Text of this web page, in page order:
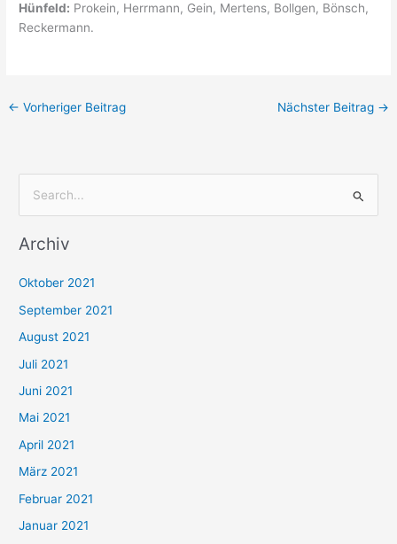
Hünfeld: Prokein, Herrmann, Gein, Mertens, Bollgen, Bönsch,
Reckermann.
← Vorheriger Beitrag Nächster Beitrag →
c
n
n
a
c
h
:
Archiv
Oktober 2021
September 2021
August 2021
Juli 2021
Juni 2021
Mai 2021
April 2021
März 2021
Februar 2021
Januar 2021